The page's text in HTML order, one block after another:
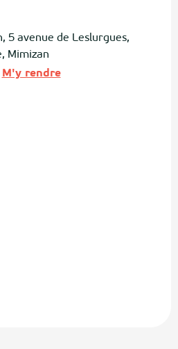
5 avenue de Leslurgues,
Mimizan
M'y rendre